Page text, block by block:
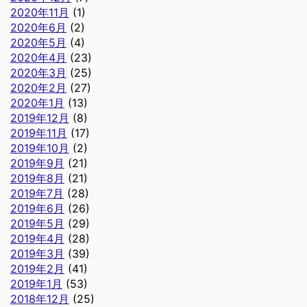
2020年11月 (1)
2020年6月 (2)
2020年5月 (4)
2020年4月 (23)
2020年3月 (25)
2020年2月 (27)
2020年1月 (13)
2019年12月 (8)
2019年11月 (17)
2019年10月 (2)
2019年9月 (21)
2019年8月 (21)
2019年7月 (28)
2019年6月 (26)
2019年5月 (29)
2019年4月 (28)
2019年3月 (39)
2019年2月 (41)
2019年1月 (53)
2018年12月 (25)